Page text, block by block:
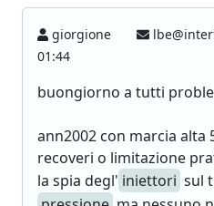
giorgione
01:44
buongiorno a tutti
ann2002 con marcia alta
recoveri o limitazione
la spia degl' iniettori sul